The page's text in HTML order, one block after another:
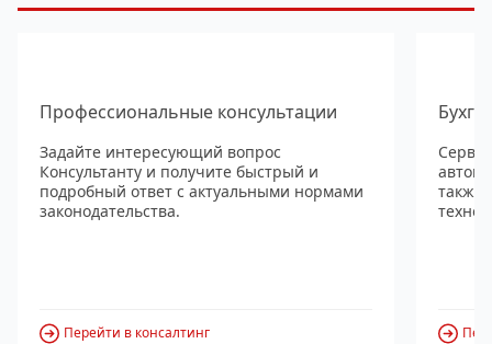
Профессиональные консультации
Задайте интересующий вопрос
Консультанту и получите быстрый и
подробный ответ с актуальными нормами
законодательства.
Перейти в консалтинг
также